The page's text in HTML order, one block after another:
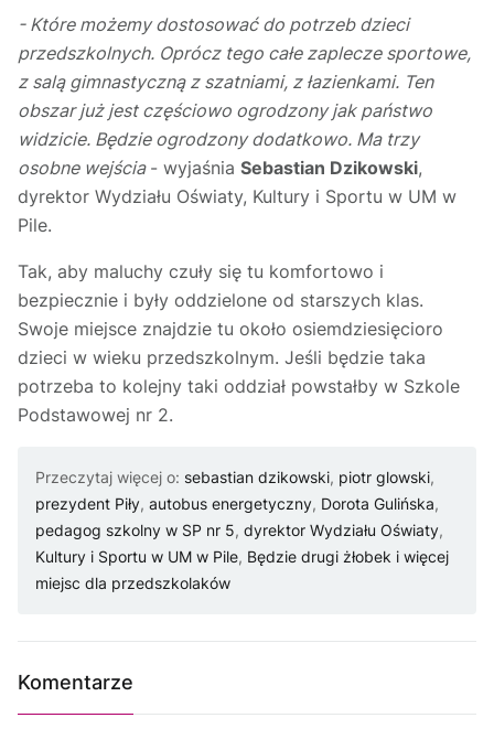
- Które możemy dostosować do potrzeb dzieci
przedszkolnych. Oprócz tego całe zaplecze sportowe,
z salą gimnastyczną z szatniami, z łazienkami. Ten
obszar już jest częściowo ogrodzony jak państwo
widzicie. Będzie ogrodzony dodatkowo. Ma trzy
osobne wejścia - wyjaśnia Sebastian Dzikowski,
dyrektor Wydziału Oświaty, Kultury i Sportu w UM w
Pile.
Tak, aby maluchy czuły się tu komfortowo i
bezpiecznie i były oddzielone od starszych klas.
Swoje miejsce znajdzie tu około osiemdziesięcioro
dzieci w wieku przedszkolnym. Jeśli będzie taka
potrzeba to kolejny taki oddział powstałby w Szkole
Podstawowej nr 2.
Przeczytaj więcej o: sebastian dzikowski, piotr glowski,
prezydent Piły, autobus energetyczny, Dorota Gulińska,
pedagog szkolny w SP nr 5, dyrektor Wydziału Oświaty,
Kultury i Sportu w UM w Pile, Będzie drugi żłobek i więcej
miejsc dla przedszkolaków
Komentarze